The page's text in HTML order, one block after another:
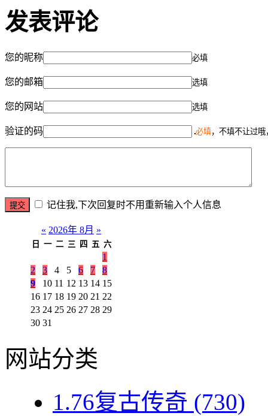
发表评论
您的昵称 必填
您的邮箱 选填
您的网站 选填
验证的码 必填，不填不让过
记住我,下次回复时不用重新输入个人信息
« 2026年 8月 »
日 一 二 三 四 五 六
1
2
3 4 5 6 7
8
9
10 11 12 13 14 15
16 17 18 19 20 21 22
23 24 25 26 27 28 29
30 31
网站分类
1.76复古传奇 (730)